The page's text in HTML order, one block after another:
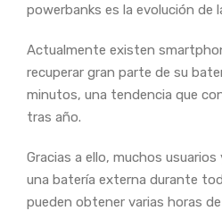
powerbanks es la evolución de
Actualmente existen
recuperar gran parte de su
minutos, una tendencia que
tras año.
Gracias a ello, muchos
una batería externa durante
pueden obtener varias horas